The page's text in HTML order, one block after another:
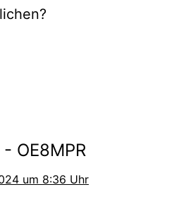
OE8MPR
um 8:36 Uhr